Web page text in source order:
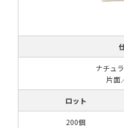
ナチュ
片面
ロット
200個